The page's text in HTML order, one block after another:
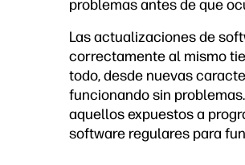
problemas antes de que
Las actualizaciones de
correctamente al mismo
todo, desde nuevas
funcionando sin
aquellos expuestos a
software regulares para